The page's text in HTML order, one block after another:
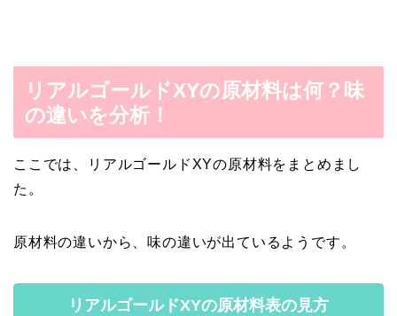
リアルゴールドXYの原材料は何？味
の違いを分析！
ここでは、リアルゴールドXYの原材料をまとめまし
た。
原材料の違いから、味の違いが出ているようです。
リアルゴールドXYの原材料表の見方